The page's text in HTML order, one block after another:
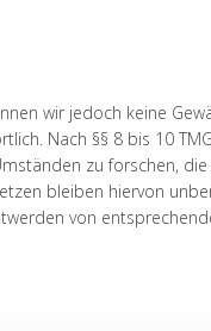
wir jedoch keine
Nach §§ 8 bis 10
zu forschen, die
bleiben hiervon
von